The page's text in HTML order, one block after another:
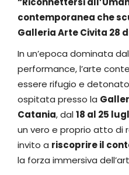
contemporanea che
Galleria Arte Civita 28
In un’epoca dominata
performance, l’arte
essere rifugio e
ospitata presso la
Catania, dal18 al 25
un vero e proprio atto di
invito a riscoprire il
la forza immersiva